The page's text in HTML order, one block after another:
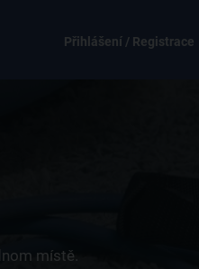
Přihlášení / Registrace
místě.